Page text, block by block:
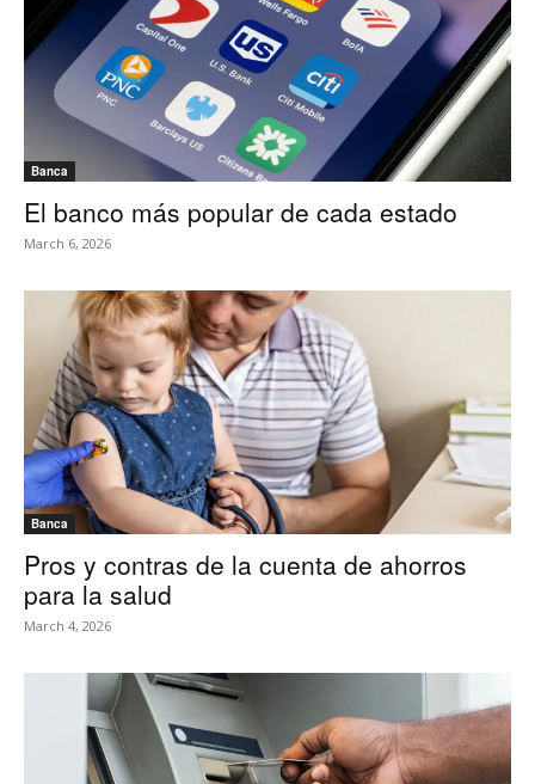
Banca
El banco más popular de cada estado
March 6, 2026
Banca
Pros y contras de la cuenta de ahorros
para la salud
March 4, 2026